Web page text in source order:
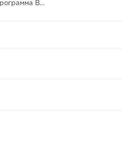
Партнерская программа B2B МТС